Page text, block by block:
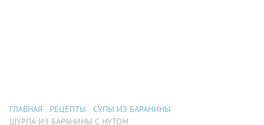
ГЛАВНАЯ РЕЦЕПТЫ
СУПЫ ИЗ БАРАНИНЫ
ШУРПА ИЗ БАРАНИНЫ С НУТОМ